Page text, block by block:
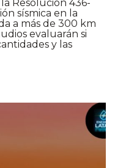
Resolución 436-
sísmica en la
a más de 300 km
evaluarán si
y las